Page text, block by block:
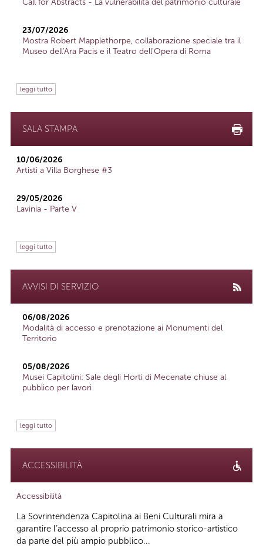
Call for Abstracts - La vulnerabilità del patrimonio culturale
23/07/2026
Mostra Robert Mapplethorpe, collaborazione speciale tra il
Museo dell'Ara Pacis e il Teatro dell'Opera di Roma
leggi tutto
SALA STAMPA
10/06/2026
Artisti a Villa Borghese #3
29/05/2026
Lavinia - Parte V
leggi tutto
AVVISI DI SERVIZIO
06/08/2026
Modalità di accesso e prenotazione ai Monumenti del
Territorio
05/08/2026
Musei Capitolini: Sale degli Horti di Mecenate chiuse al
pubblico per lavori
leggi tutto
ACCESSIBILITÀ
Accessibilità
La Sovrintendenza Capitolina ai Beni Culturali mira a
garantire l’accesso al proprio patrimonio storico-artistico
da parte del più ampio pubblico...